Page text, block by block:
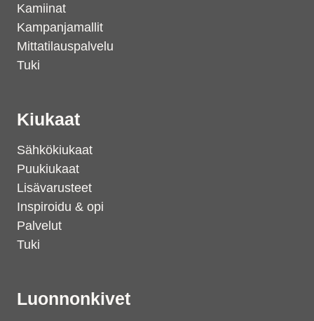
Kamiinat
Kampanjamallit
Mittatilauspalvelu
Tuki
Kiukaat
Sähkökiukaat
Puukiukaat
Lisävarusteet
Inspiroidu & opi
Palvelut
Tuki
Luonnonkivet